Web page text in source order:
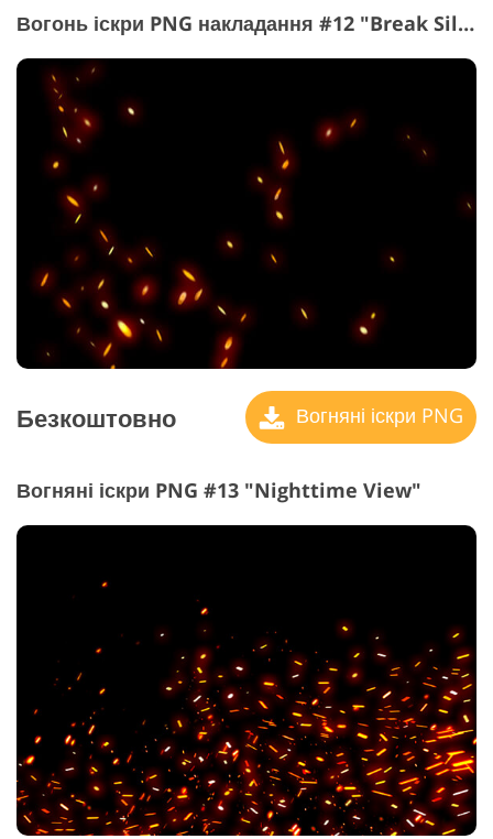
Вогонь іскри PNG накладання #12 "Break Silence"
Безкоштовно Вогняні іскри PNG
Вогняні іскри PNG #13 "Nighttime View"